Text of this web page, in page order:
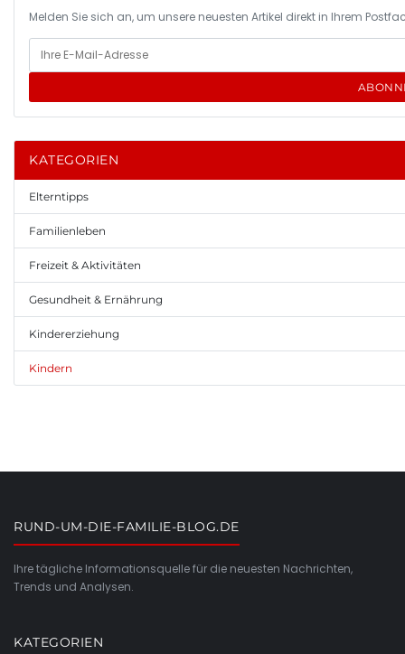
Melden Sie sich an, um unsere neuesten Artikel direkt in Ihrem
KATEGORIEN
Elterntipps
Familienleben
Freizeit & Aktivitäten
Gesundheit & Ernährung
Kindererziehung
Kindern
RUND-UM-DIE-FAMILIE-BLOG.DE
Ihre tägliche Informationsquelle für die neuesten Nachrichten,
Trends und Analysen.
KATEGORIEN